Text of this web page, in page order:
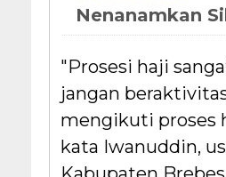
Nenanamkan
"Prosesi haji
jangan
mengikuti proses
kata Iwanuddin,